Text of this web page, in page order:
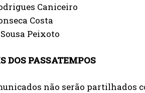
Caniceiro
Costa
Peixoto
DOS PASSATEMPOS
não serão partilhados